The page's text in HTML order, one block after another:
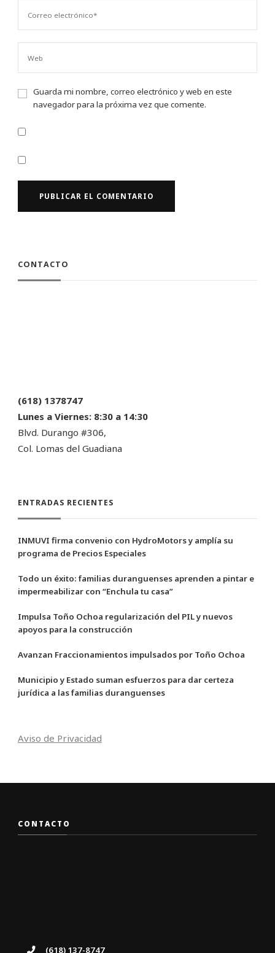
Guarda mi nombre, correo electrónico y web en este
navegador para la próxima vez que comente.
CONTACTO
(618) 1378747
Lunes a Viernes: 8:30 a 14:30
Blvd. Durango #306,
Col. Lomas del Guadiana
ENTRADAS RECIENTES
INMUVI firma convenio con HydroMotors y amplía su
programa de Precios Especiales
Todo un éxito: familias duranguenses aprenden a pintar e
impermeabilizar con “Enchula tu casa”
Impulsa Toño Ochoa regularización del PIL y nuevos
apoyos para la construcción
Avanzan Fraccionamientos impulsados por Toño Ochoa
Municipio y Estado suman esfuerzos para dar certeza
jurídica a las familias duranguenses
Aviso de Privacidad
CONTACTO
(618) 137-8747